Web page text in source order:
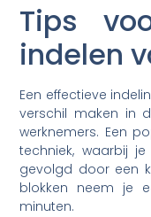
Tips
indelen
Een effectieve
verschil maken in
werknemers. Een
techniek, waarbij
gevolgd door een
blokken neem je
minuten.